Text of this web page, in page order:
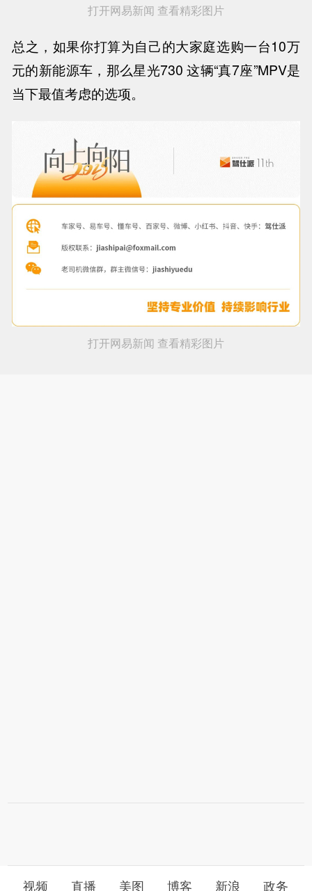
打开网易新闻 查看精彩图片
总之，如果你打算为自己的大家庭选购一台10万
元的新能源车，那么星光730 这辆“真7座”MPV是
当下最值考虑的选项。
打开网易新闻 查看精彩图片
视频 直播 美图 博客 新浪 政务